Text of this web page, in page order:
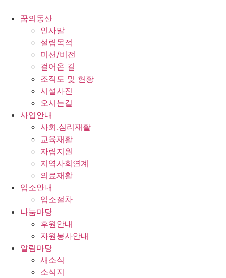
꿈의동산
인사말
설립목적
미션/비전
걸어온 길
조직도 및 현황
시설사진
오시는길
사업안내
사회.심리재활
교육재활
자립지원
지역사회연계
의료재활
입소안내
입소절차
나눔마당
후원안내
자원봉사안내
알림마당
새소식
소식지